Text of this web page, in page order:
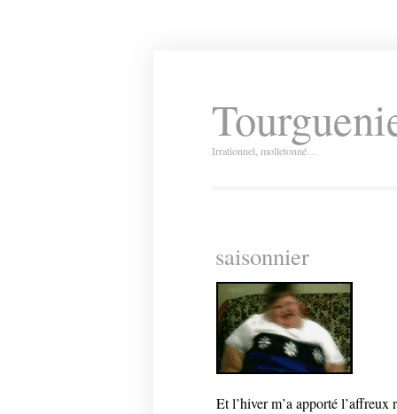
Irrationnel, molletonné…
saisonnier
Et l’hiver m’a apporté l’affreux